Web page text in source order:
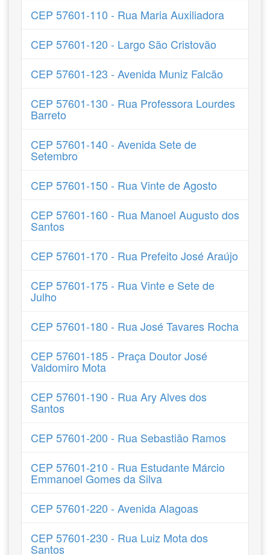
CEP 57601-110 - Rua Maria Auxiliadora
CEP 57601-120 - Largo São Cristovão
CEP 57601-123 - Avenida Muniz Falcão
CEP 57601-130 - Rua Professora Lourdes
Barreto
CEP 57601-140 - Avenida Sete de
Setembro
CEP 57601-150 - Rua Vinte de Agosto
CEP 57601-160 - Rua Manoel Augusto dos
Santos
CEP 57601-170 - Rua Prefeito José Araújo
CEP 57601-175 - Rua Vinte e Sete de
Julho
CEP 57601-180 - Rua José Tavares Rocha
CEP 57601-185 - Praça Doutor José
Valdomiro Mota
CEP 57601-190 - Rua Ary Alves dos
Santos
CEP 57601-200 - Rua Sebastião Ramos
CEP 57601-210 - Rua Estudante Márcio
Emmanoel Gomes da Silva
CEP 57601-220 - Avenida Alagoas
CEP 57601-230 - Rua Luiz Mota dos
Santos